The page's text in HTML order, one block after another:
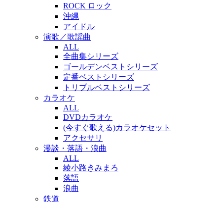
ROCK ロック
沖縄
アイドル
演歌／歌謡曲
ALL
全曲集シリーズ
ゴールデンベストシリーズ
定番ベストシリーズ
トリプルベストシリーズ
カラオケ
ALL
DVDカラオケ
(今すぐ歌える)カラオケセット
アクセサリ
漫談・落語・浪曲
ALL
綾小路きみまろ
落語
浪曲
鉄道